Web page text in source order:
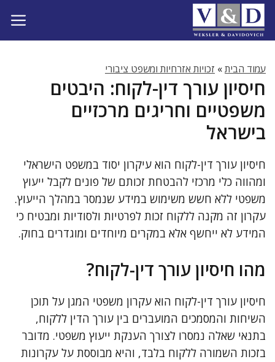
לדלג
לתוכן
עמוד הבית» זכויות אזרחיות ומשפט ציבורי
חיסיון עורך דין-לקוח: היבטים
משפטיים וחריגים מרכזיים
בישראל
חיסיון עורך דין-לקוח הוא עיקרון יסוד במשפט הישראלי
ומהווה כלי מרכזי להבטחת זכותם של פונים לקבל ייעוץ
משפטי ללא חשש משימוש במידע שנמסר במהלך הייעוץ.
עקרון זה מקנה ללקוח זכות לפרטיות ולסודיות ומבטיח כי
המידע לא ייחשף אלא במקרים מיוחדים ומוגדרים בחוק.
מהו חיסיון עורך דין-לקוח?
חיסיון עורך דין-לקוח הוא עקרון משפטי המגן על תוכן
השיחות והמסמכים המועברים בין עורך הדין ללקוח,
בתנאי שאלה נמסרו לצורך הענקת ייעוץ משפטי. מדובר
בזכות השמורה ללקוח בלבד, והיא מבוססת על עקרונות